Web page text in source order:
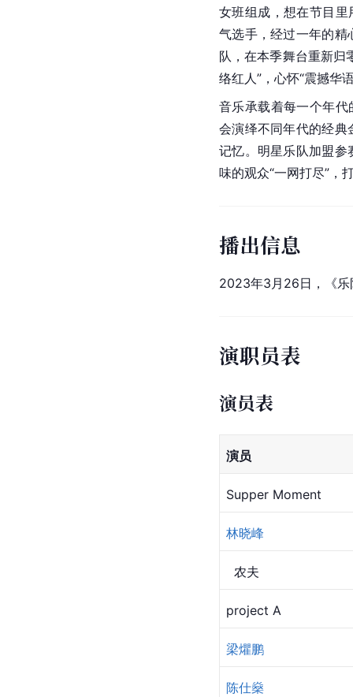
女班组成，想在节目里
气选手，经过一年的精
队，在本季舞台重新归
络红人”，心怀“震撼华
音乐承载着每一个年代
会演绎不同年代的经典
记忆。明星乐队加盟参
味的观众“一网打尽”，
播出信息
2023年3月26日，《乐
演职员表
演员表
演员
Supper Moment
林晓峰
  农夫
project A
梁爠鹏
陈仕燊